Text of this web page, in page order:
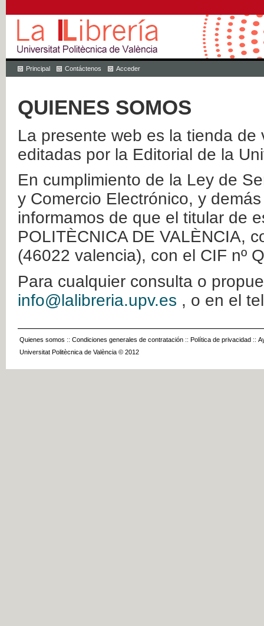
Principal Contáctenos Acceder
QUIENES SOMOS
La presente web es la tienda
editadas por la Editorial de la
En cumplimiento de la Ley de
y Comercio Electrónico, y
informamos de que el titular de
POLITÈCNICA DE VALÈNCIA,
(46022 valencia), con el CIF nº
Para cualquier consulta o
info@lalibreria.upv.es , o en el
Quienes somos :: Condiciones generales de contratación :: Política de privacidad ::
Universitat Politècnica de València © 2012